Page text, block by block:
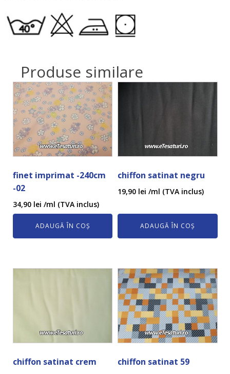
Produse similare
finet imprimat -240cm
-02
34,90 lei /ml (TVA inclus)
ADAUGĂ ÎN COȘ
chiffon satinat negru
19,90 lei /ml (TVA inclus)
ADAUGĂ ÎN COȘ
chiffon satinat crem chiffon satinat 59